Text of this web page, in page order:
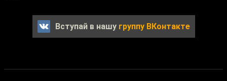
Вступай в нашу группу ВКонтакте